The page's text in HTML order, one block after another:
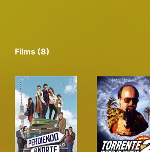
Films (8)